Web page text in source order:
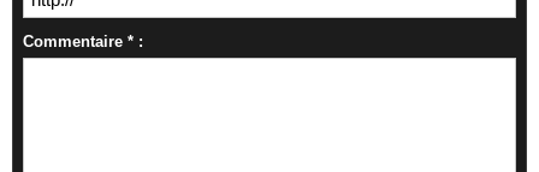
Commentaire * :